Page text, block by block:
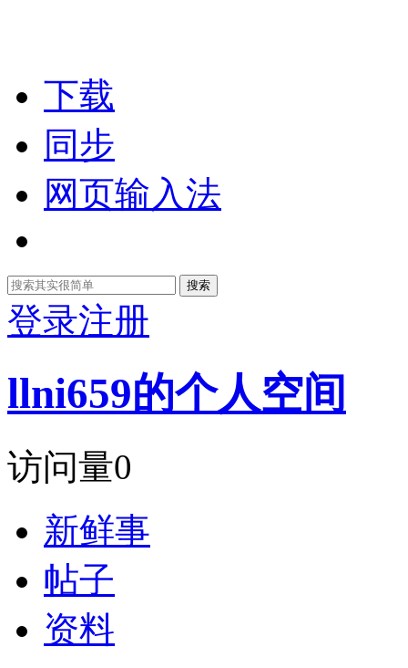
下载
同步
网页输入法
搜索
登录注册
llni659的个人空间
访问量0
新鲜事
帖子
资料